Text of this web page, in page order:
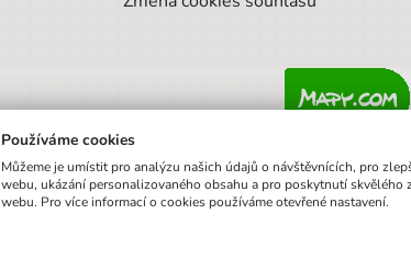
Používáme cookies
Můžeme je umístit pro analýzu našich údajů o návštěvnících, pro
webu, ukázání personalizovaného obsahu a pro poskytnutí skvělého
webu. Pro více informací o cookies používáme otevřené nastavení.